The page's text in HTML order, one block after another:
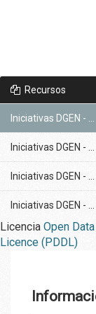
Recursos
Iniciativas DGEN - ...
Iniciativas DGEN - ...
Iniciativas DGEN - ...
Iniciativas DGEN - ...
Licencia Open
Licence (PDDL)